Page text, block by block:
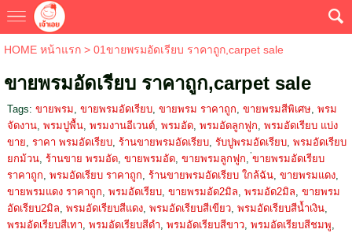
HOME หน้าแรก> 01ขายพรมอัดเรียบ ราคาถูก,carpet sale
ขายพรมอัดเรียบ ราคาถูก,carpet sale
Tags: ขายพรม, ขายพรมอัดเรียบ, ขายพรม ราคาถูก, ขายพรมสีพิเศษ, พรม
จัดงาน, พรมปูพื้น, พรมงานอีเวนต์, พรมอัด, พรมอัดลูกฟูก, พรมอัดเรียบ แบ่ง
ขาย, ราคา พรมอัดเรียบ, ร้านขายพรมอัดเรียบ, รับปูพรมอัดเรียบ, พรมอัดเรียบ
ยกม้วน, ร้านขาย พรมอัด, ขายพรมอัด, ขายพรมลูกฟูก, ่ขายพรมอัดเรียบ
ราคาถูก, พรมอัดเรียบ ราคาถูก, ร้านขายพรมอัดเรียบ ใกล้ฉัน, ขายพรมแดง,
ขายพรมแดง ราคาถูก, พรมอัดเรียบ, ขายพรมอัด2มิล, พรมอัด2มิล, ขายพรม
อัดเรียบ2มิล, พรมอัดเรียบสีแดง, พรมอัดเรียบสีเขียว, พรมอัดเรียบสีน้ำเงิน,
พรมอัดเรียบสีเทา, พรมอัดเรียบสีดำ, พรมอัดเรียบสีขาว, พรมอัดเรียบสีชมพู,